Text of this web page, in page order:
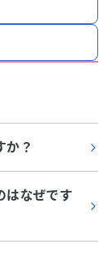
か？
はなぜです